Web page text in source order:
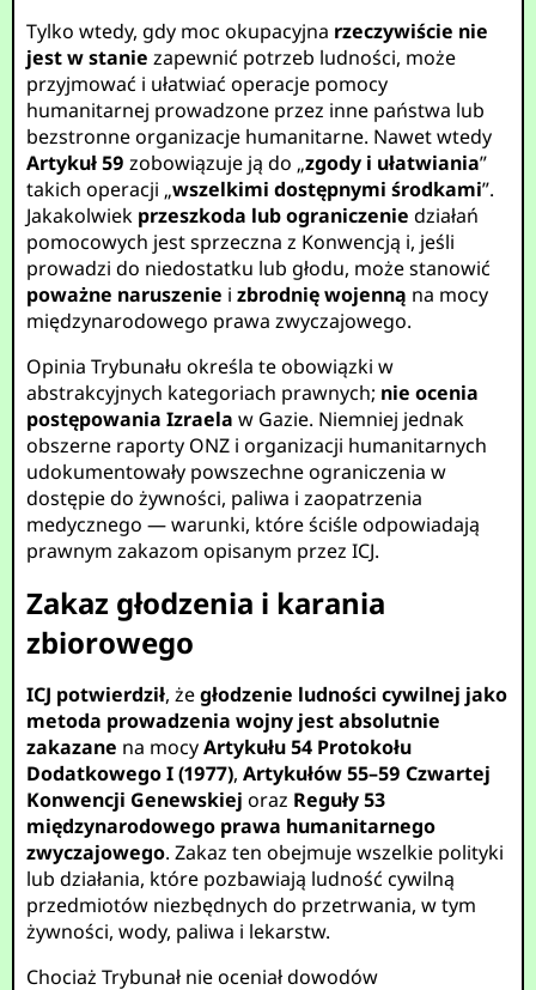
Tylko wtedy, gdy moc okupacyjna rzeczywiście nie
jest w stanie zapewnić potrzeb ludności, może
przyjmować i ułatwiać operacje pomocy
humanitarnej prowadzone przez inne państwa lub
bezstronne organizacje humanitarne. Nawet wtedy
Artykuł 59 zobowiązuje ją do „zgody i ułatwiania”
takich operacji „wszelkimi dostępnymi środkami”.
Jakakolwiek przeszkoda lub ograniczenie działań
pomocowych jest sprzeczna z Konwencją i, jeśli
prowadzi do niedostatku lub głodu, może stanowić
poważne naruszenie izbrodnię wojenną na mocy
międzynarodowego prawa zwyczajowego.
Opinia Trybunału określa te obowiązki w
abstrakcyjnych kategoriach prawnych; nie ocenia
postępowania Izraela w Gazie. Niemniej jednak
obszerne raporty ONZ i organizacji humanitarnych
udokumentowały powszechne ograniczenia w
dostępie do żywności, paliwa i zaopatrzenia
medycznego — warunki, które ściśle odpowiadają
prawnym zakazom opisanym przez ICJ.
Zakaz głodzenia i karania
zbiorowego
ICJ potwierdził, żegłodzenie ludności cywilnej jako
metoda prowadzenia wojny jest absolutnie
zakazane na mocyArtykułu 54 Protokołu
Dodatkowego I (1977),Artykułów 55–59 Czwartej
Konwencji Genewskiej oraz Reguły 53
międzynarodowego prawa humanitarnego
zwyczajowego. Zakaz ten obejmuje wszelkie polityki
lub działania, które pozbawiają ludność cywilną
przedmiotów niezbędnych do przetrwania, w tym
żywności, wody, paliwa i lekarstw.
Chociaż Trybunał nie oceniał dowodów